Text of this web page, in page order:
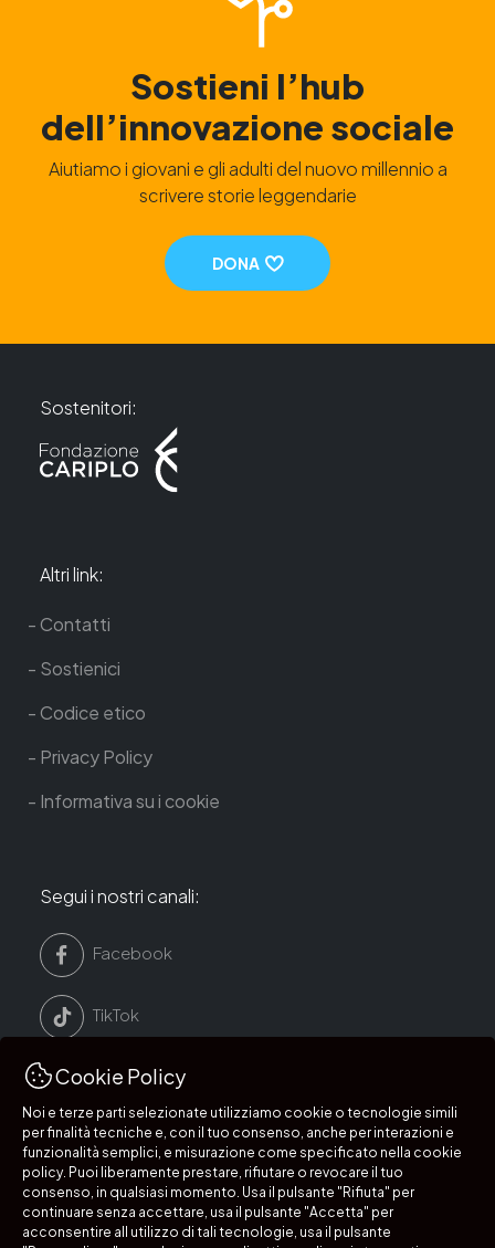
Sostieni l’hub
dell’innovazione sociale
Aiutiamo i giovani e gli adulti del nuovo millennio a
scrivere storie leggendarie
DONA
Sostenitori:
Altri link:
Contatti
Sostienici
Codice etico
Privacy Policy
Informativa su i cookie
Segui i nostri canali:
Facebook
TikTok
LinkedIn
Instagram
Cookie Policy
Noi e terze parti selezionate utilizziamo cookie o tecnologie simili
per finalità tecniche e, con il tuo consenso, anche per interazioni e
funzionalità semplici, e misurazione come specificato nella cookie
policy. Puoi liberamente prestare, rifiutare o revocare il tuo
consenso, in qualsiasi momento. Usa il pulsante "Rifiuta" per
continuare senza accettare, usa il pulsante "Accetta" per
acconsentire all utilizzo di tali tecnologie, usa il pulsante